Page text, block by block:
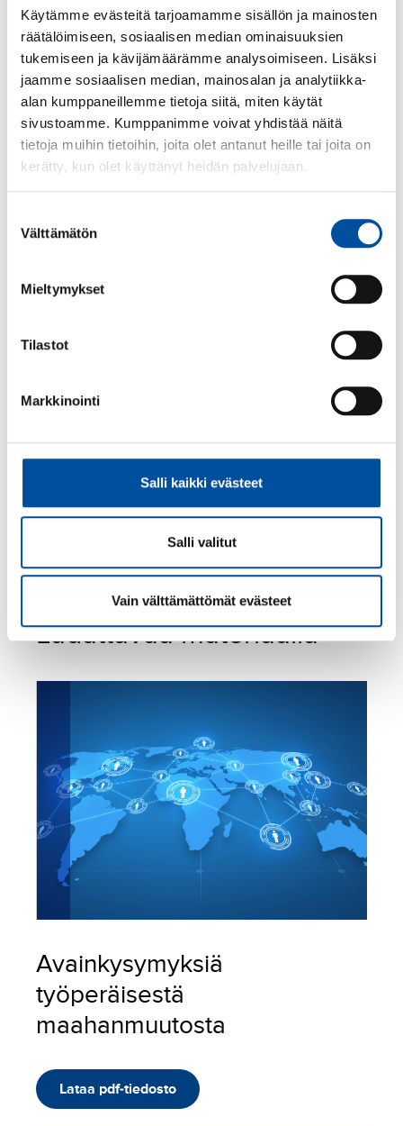
Käytämme evästeitä tarjoamamme sisällön ja mainosten
räätälöimiseen, sosiaalisen median ominaisuuksien
tukemiseen ja kävijämäärämme analysoimiseen. Lisäksi
jaamme sosiaalisen median, mainosalan ja analytiikka-
alan kumppaneillemme tietoja siitä, miten käytät
sivustoamme. Kumppanimme voivat yhdistää näitä
tietoja muihin tietoihin, joita olet antanut heille tai joita on
kerätty, kun olet käyttänyt heidän palvelujaan.
valinta
Välttämätön
Mieltymykset
Tilastot
Markkinointi
Salli kaikki evästeet
Salli valitut
Vain välttämättömät evästeet
Koulutus: Henkilöstön
monikulttuurisen
osallisuuden ja turvallisen työilmapiirin
ymmärrystään työperäisestä
työyhteisöjä käytännönläheisten työpajojen
ja asiantuntijaluentojen avulla.
Ladattavaa materiaalia
Avainkysymyksiä
työperäisestä
maahanmuutosta
Lataa pdf-tiedosto